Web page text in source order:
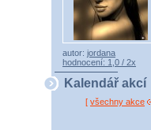
autor: jordana
hodnocení: 1,0 / 2x
Kalendář akcí
[ všechny akce